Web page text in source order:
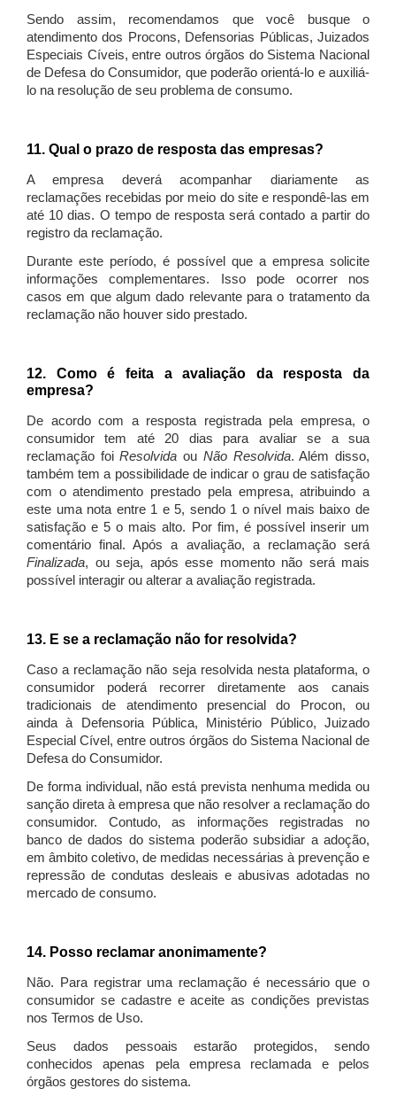
Sendo assim, recomendamos que você busque o
atendimento dos Procons, Defensorias Públicas, Juizados
Especiais Cíveis, entre outros órgãos do Sistema Nacional
de Defesa do Consumidor, que poderão orientá-lo e auxiliá-
lo na resolução de seu problema de consumo.
11. Qual o prazo de resposta das empresas?
A empresa deverá acompanhar diariamente as
reclamações recebidas por meio do site e respondê-las em
até 10 dias. O tempo de resposta será contado a partir do
registro da reclamação.
Durante este período, é possível que a empresa solicite
informações complementares. Isso pode ocorrer nos
casos em que algum dado relevante para o tratamento da
reclamação não houver sido prestado.
12. Como é feita a avaliação da resposta da
empresa?
De acordo com a resposta registrada pela empresa, o
consumidor tem até 20 dias para avaliar se a sua
reclamação foiResolvida ou Não Resolvida. Além disso,
também tem a possibilidade de indicar o grau de satisfação
com o atendimento prestado pela empresa, atribuindo a
este uma nota entre 1 e 5, sendo 1 o nível mais baixo de
satisfação e 5 o mais alto. Por fim, é possível inserir um
comentário final. Após a avaliação, a reclamação será
Finalizada, ou seja, após esse momento não será mais
possível interagir ou alterar a avaliação registrada.
13. E se a reclamação não for resolvida?
Caso a reclamação não seja resolvida nesta plataforma, o
consumidor poderá recorrer diretamente aos canais
tradicionais de atendimento presencial do Procon, ou
ainda à Defensoria Pública, Ministério Público, Juizado
Especial Cível, entre outros órgãos do Sistema Nacional de
Defesa do Consumidor.
De forma individual, não está prevista nenhuma medida ou
sanção direta à empresa que não resolver a reclamação do
consumidor. Contudo, as informações registradas no
banco de dados do sistema poderão subsidiar a adoção,
em âmbito coletivo, de medidas necessárias à prevenção e
repressão de condutas desleais e abusivas adotadas no
mercado de consumo.
14. Posso reclamar anonimamente?
Não. Para registrar uma reclamação é necessário que o
consumidor se cadastre e aceite as condições previstas
nos Termos de Uso.
Seus dados pessoais estarão protegidos, sendo
conhecidos apenas pela empresa reclamada e pelos
órgãos gestores do sistema.